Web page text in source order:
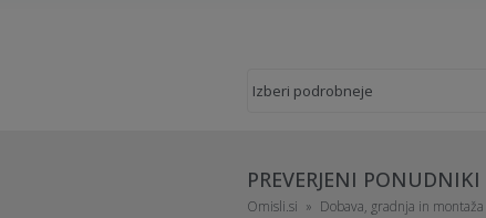
PREVERJENI
Omisli.si Dobava, gradnja in